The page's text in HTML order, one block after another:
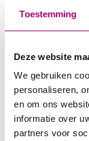
Toestemming
Deze website
We gebruiken
personaliseren,
en om ons
informatie over
partners voor
onderliggende
veerkracht
verlichting van
en
beter te